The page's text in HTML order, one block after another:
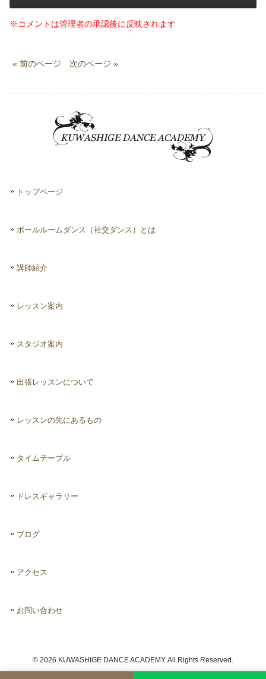
※コメントは管理者の承認後に反映されます
« 前のページ 次のページ »
トップページ
ボールルームダンス（社交ダンス）とは
講師紹介
レッスン案内
スタジオ案内
出張レッスンについて
レッスンの先にあるもの
タイムテーブル
ドレスギャラリー
ブログ
アクセス
お問い合わせ
© 2026 KUWASHIGE DANCE ACADEMY. All Rights Reserved.